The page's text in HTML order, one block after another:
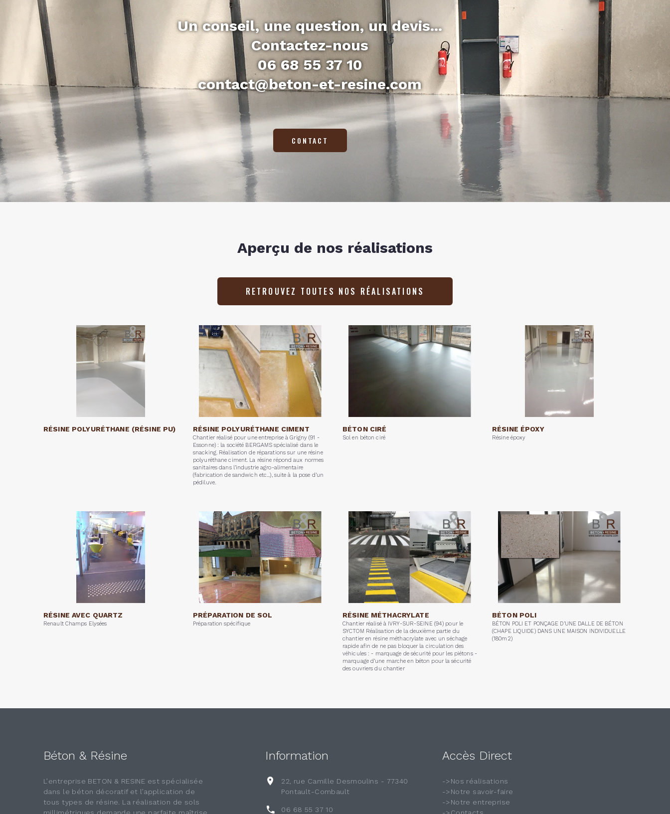
Un conseil, une question, un devis...
Contactez-nous
06 68 55 37 10
contact@beton-et-resine.com
CONTACT
Aperçu de nos réalisations
RETROUVEZ TOUTES NOS RÉALISATIONS
RÉSINE POLYURÉTHANE (RÉSINE PU) RÉSINE POLYURÉTHANE CIMENT
Chantier réalisé pour une entreprise à Grigny (91 -
Essonne) : la société BERGAMS spécialisé dans le
snacking. Réalisation de réparations sur une résine
polyuréthane ciment. La résine répond aux normes
sanitaires dans l’industrie agro-alimentaire
(fabrication de sandwich etc...), suite à la pose d’un
pédiluve.
BÉTON CIRÉ
Sol en béton ciré
RÉSINE ÉPOXY
Résine époxy
RÉSINE AVEC QUARTZ
Renault Champs Elysées
PRÉPARATION DE SOL
Préparation spécifique
RÉSINE MÉTHACRYLATE
Chantier réalisé à IVRY-SUR-SEINE (94) pour le
SYCTOM Réalisation de la deuxième partie du
chantier en résine méthacrylate avec un séchage
rapide afin de ne pas bloquer la circulation des
véhicules : - marquage de sécurité pour les piétons -
marquage d’une marche en béton pour la sécurité
des ouvriers du chantier
BÉTON POLI
BÉTON POLI ET PONÇAGE D’UNE DALLE DE BÉTON
(CHAPE LIQUIDE) DANS UNE MAISON INDIVIDUELLE
(180m2)
Béton & Résine
L’entreprise BETON & RESINE est spécialisée
dans le béton décoratif et l’application de
tous types de résine. La réalisation de sols
Information
22, rue Camille Desmoulins - 77340
Pontault-Combault
06 68 55 37 10
Accès Direct
->Nos réalisations
->Notre savoir-faire
->Notre entreprise